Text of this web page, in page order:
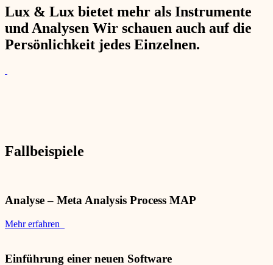
Lux & Lux bietet mehr als Instrumente
und Analysen Wir schauen auch auf die
Persönlichkeit jedes Einzelnen.
Fallbeispiele
Analyse – Meta Analysis Process MAP
Mehr erfahren
Einführung einer neuen Software